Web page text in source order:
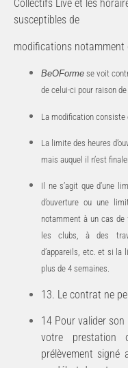
Collectifs Live et les
susceptibles de
modifications notamment
BeOForme se voit
de celui-ci pour raison
La modification consiste
La limite des heures
mais auquel il n’est
Il ne s’agit que d’une
d’ouverture ou une
notamment à un cas
les clubs, à des
d’appareils, etc. et si la
plus de 4 semaines.
13. Le contrat ne
14 Pour valider
votre
prélèvement signé